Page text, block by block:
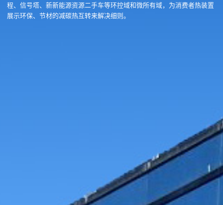
程、信号塔、新新能源资源二手车等环控域和微所有域，为消费者热装置
展示环保、节材的减碳热互转来解决细则。